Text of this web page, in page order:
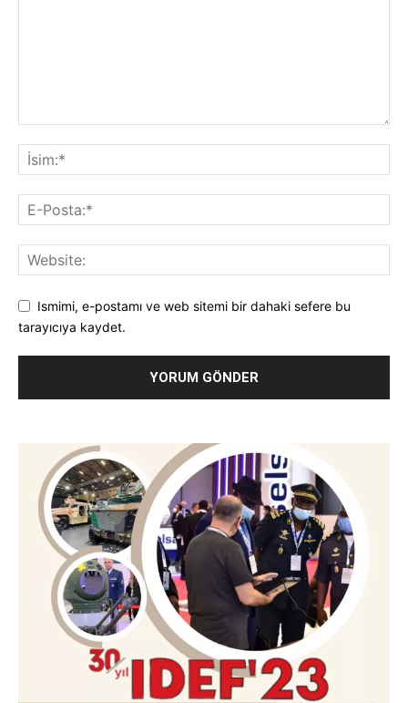
Ismimi, e-postamı ve web sitemi bir dahaki sefere bu
tarayıcıya kaydet.